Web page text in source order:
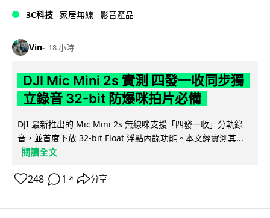
3C科技 家居無線 影音產品
Vin 18 小時
DJI Mic Mini 2s 實測 四發一收同步獨
立錄音 32-bit 防爆咪拍片必備
DJI 最新推出的 Mic Mini 2s 無線咪支援「四發一收」分軌錄
音，並首度下放 32-bit Float 浮點內錄功能。本文經實測其...
閱讀全文
248 1 ↗ 分享